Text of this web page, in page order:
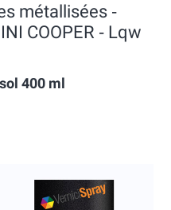
métallisées ‐
COOPER ‐ Lqw
400 ml